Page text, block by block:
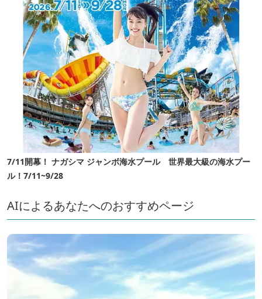
7/11開幕！ ナガシマ ジャンボ海水プール 世界最大級の海水プー
ル！7/11~9/28
AIによるあなたへのおすすめページ